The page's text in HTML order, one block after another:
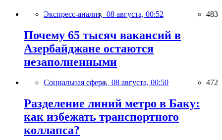
Экспресс-анализ, 08 августа, 00:52 483
Почему 65 тысяч вакансий в
Азербайджане остаются
незаполненными
Социальная сфера, 08 августа, 00:50 472
Разделение линий метро в Баку:
как избежать транспортного
коллапса?